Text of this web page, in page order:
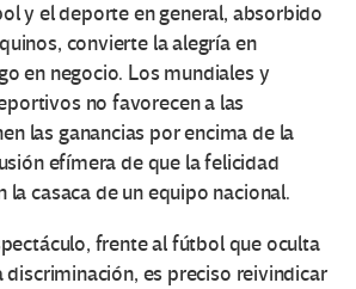
y el deporte en general, absorbido
convierte la alegría en
en negocio. Los mundiales y
no favorecen a las
las ganancias por encima de la
efímera de que la felicidad
la casaca de un equipo nacional.
frente al fútbol que oculta
discriminación, es preciso reivindicar